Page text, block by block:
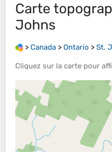
Carte
Johns
> Canada > Ontario > St.
Cliquez sur la carte pour